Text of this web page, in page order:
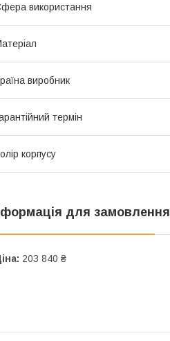
використання
виробник
термін
корпусу
для замовлення
203 840 ₴